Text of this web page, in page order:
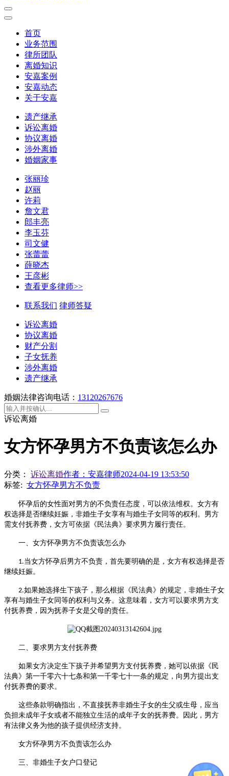
首页
业务范围
律所团队
离婚知识
安嘉案例
安嘉动态
关于安嘉
遗产继承
诉讼离婚
协议离婚
涉外离婚
婚姻家事
张丽珍
赵丽
许莉
詹文君
郎丰亮
李玉芬
司文健
张蕾蕾
薛晓杰
王彦彬
查看更多律师>>
联系我们 律师答疑
诉讼离婚
协议离婚
财产分割
子女抚养
涉外离婚
遗产继承
婚姻法律咨询电话： 13120267676
诉讼离婚
女方怀孕男方不负责该怎么办
分类： 诉讼离婚作者： 安嘉律师2024-04-19 13:53:50
标签: 女方怀孕男方不负责
怀孕后的女性面对男方的不负责任态度，可以依法维权。女方有
权选择是否继续妊娠，非婚生子女享有与婚生子女同等的权利。男方
需支付抚养费，女方可依据《民法典》要求男方履行责任。
一、女方怀孕男方不负责该怎么办
1.当女方怀孕后男方不负责，首先要明确的是，女方有权选择是否
继续妊娠。
2.如果她选择生下孩子，那么根据《民法典》的规定，非婚生子女
享有与婚生子女同等的权利与义务。这意味着，女方可以要求男方支
付抚养费，因为抚养子女是父母的责任。
二、要求男方支付抚养费
如果女方决定生下孩子并希望男方支付抚养费，她可以依据《民
法典》第一千零六十七条和第一千零七十一条的规定，向男方提出支
付抚养费的要求。
这些条款明确指出，不直接抚养非婚生子女的生父或生母，应当
负担未成年子女或者不能独立生活的成年子女的抚养费。因此，男方
有法律义务为他的孩子提供经济支持。
女方怀孕男方不负责该怎么办
三、非婚生子女户口登记